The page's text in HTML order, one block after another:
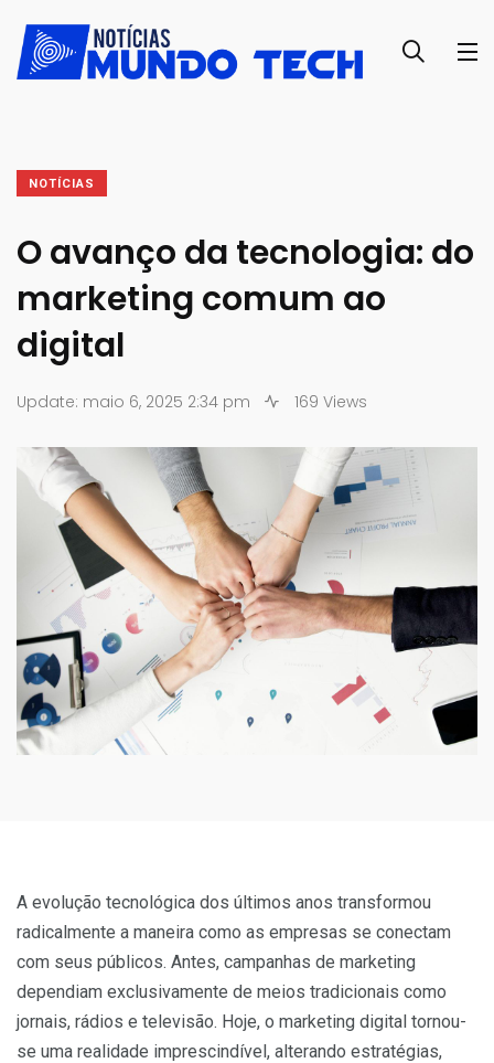
NOTÍCIAS
O avanço da tecnologia: do
marketing comum ao
digital
Update: maio 6, 2025 2:34 pm 169 Views
A evolução tecnológica dos últimos anos transformou
radicalmente a maneira como as empresas se conectam
com seus públicos. Antes, campanhas de marketing
dependiam exclusivamente de meios tradicionais como
jornais, rádios e televisão. Hoje, o marketing digital tornou-
se uma realidade imprescindível, alterando estratégias,